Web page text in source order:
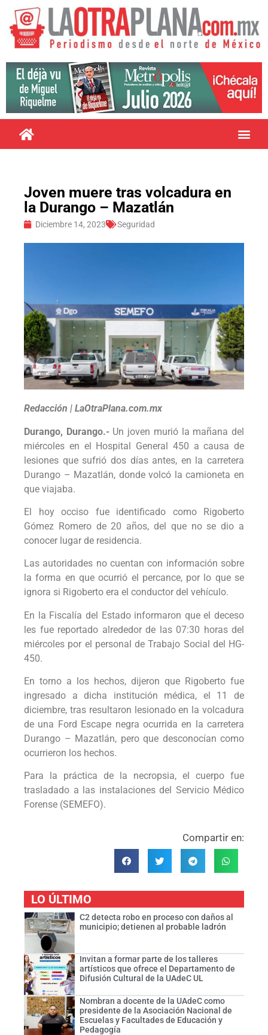
Joven muere tras volcadura en
la Durango – Mazatlán
Diciembre 14, 2023 Seguridad
Redacción | LaOtraPlana.com.mx
Durango, Durango.- Un joven murió la mañana del
miércoles en el Hospital General 450 a causa de
lesiones que sufrió dos días antes, en la carretera
Durango – Mazatlán, donde volcó la camioneta en
que viajaba.
El hoy occiso fue identificado como Rigoberto
Gómez Romero de 20 años, del que no se dio a
conocer lugar de residencia.
Las autoridades no cuentan con información sobre
la forma en que ocurrió el percance, por lo que se
ignora si Rigoberto era el conductor del vehículo.
En la Fiscalía del Estado informaron que el deceso
les fue reportado alrededor de las 07:30 horas del
miércoles por el personal de Trabajo Social del HG-
450.
En torno a los hechos, dijeron que Rigoberto fue
ingresado a dicha institución médica, el 11 de
diciembre, tras resultaron lesionado en la volcadura
de una Ford Escape negra ocurrida en la carretera
Durango – Mazatlán, pero que desconocían como
ocurrieron los hechos.
Para la práctica de la necropsia, el cuerpo fue
trasladado a las instalaciones del Servicio Médico
Forense (SEMEFO).
Compartir en:
LO ÚLTIMO
C2 detecta robo en proceso con daños al
municipio; detienen al probable ladrón
Invitan a formar parte de los talleres
artísticos que ofrece el Departamento de
Difusión Cultural de la UAdeC UL
Nombran a docente de la UAdeC como
presidente de la Asociación Nacional de
Escuelas y Facultades de Educación y
Pedagogía